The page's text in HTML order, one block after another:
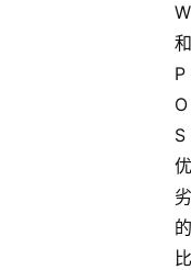
W
和
P
O
S
优
劣
的
比